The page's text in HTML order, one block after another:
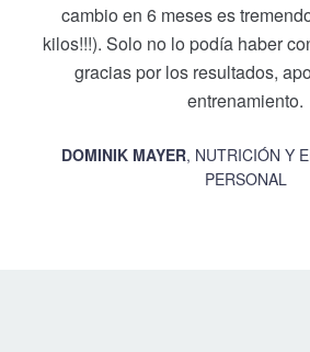
cambio en 6 meses es
kilos!!!). Solo no lo podía haber
gracias por los resultados,
entrenamiento.
DOMINIK MAYER, NUTRICIÓN Y
PERSONAL